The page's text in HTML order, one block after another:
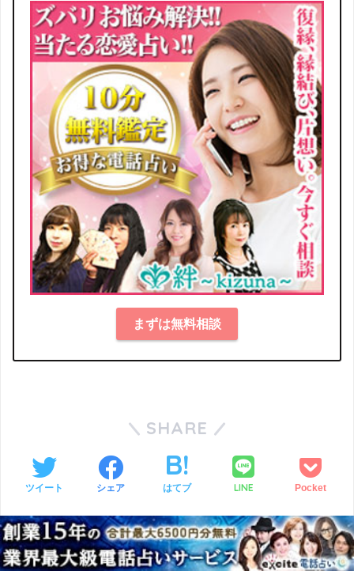
まずは無料相談
SHARE
ツイート シェア はてブ LINE Pocket
CATEGORY : 占い